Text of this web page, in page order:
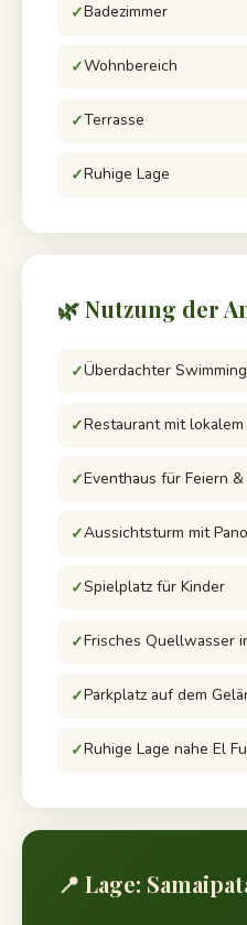
Badezimmer
Wohnbereich
Terrasse
Ruhige Lage
🌿 Nutzung der
Überdachter
Restaurant mit
Eventhaus für Feiern &
Aussichtsturm mit
Spielplatz für Kinder
Frisches Quellwasser
Parkplatz auf dem
Ruhige Lage nahe El
📍 Lage: